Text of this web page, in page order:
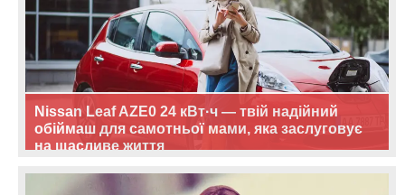
Nissan Leaf AZE0 24 кВт·ч — твій надійний
обіймаш для самотньої мами, яка заслуговує
на щасливе життя